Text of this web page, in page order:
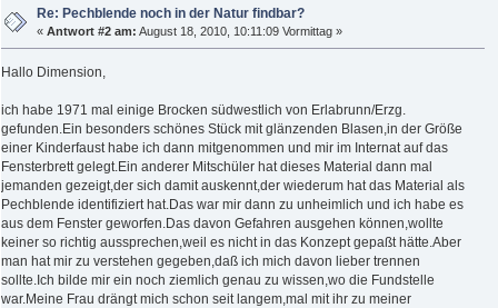
Re: Pechblende noch in der Natur findbar?
«Antwort #2 am: August 18, 2010, 10:11:09 Vormittag »
Hallo Dimension,
ich habe 1971 mal einige Brocken südwestlich von Erlabrunn/Erzg.
gefunden.Ein besonders schönes Stück mit glänzenden Blasen,in der Größe
einer Kinderfaust habe ich dann mitgenommen und mir im Internat auf das
Fensterbrett gelegt.Ein anderer Mitschüler hat dieses Material dann mal
jemanden gezeigt,der sich damit auskennt,der wiederum hat das Material als
Pechblende identifiziert hat.Das war mir dann zu unheimlich und ich habe es
aus dem Fenster geworfen.Das davon Gefahren ausgehen können,wollte
keiner so richtig aussprechen,weil es nicht in das Konzept gepaßt hätte.Aber
man hat mir zu verstehen gegeben,daß ich mich davon lieber trennen
sollte.Ich bilde mir ein noch ziemlich genau zu wissen,wo die Fundstelle
war.Meine Frau drängt mich schon seit langem,mal mit ihr zu meiner